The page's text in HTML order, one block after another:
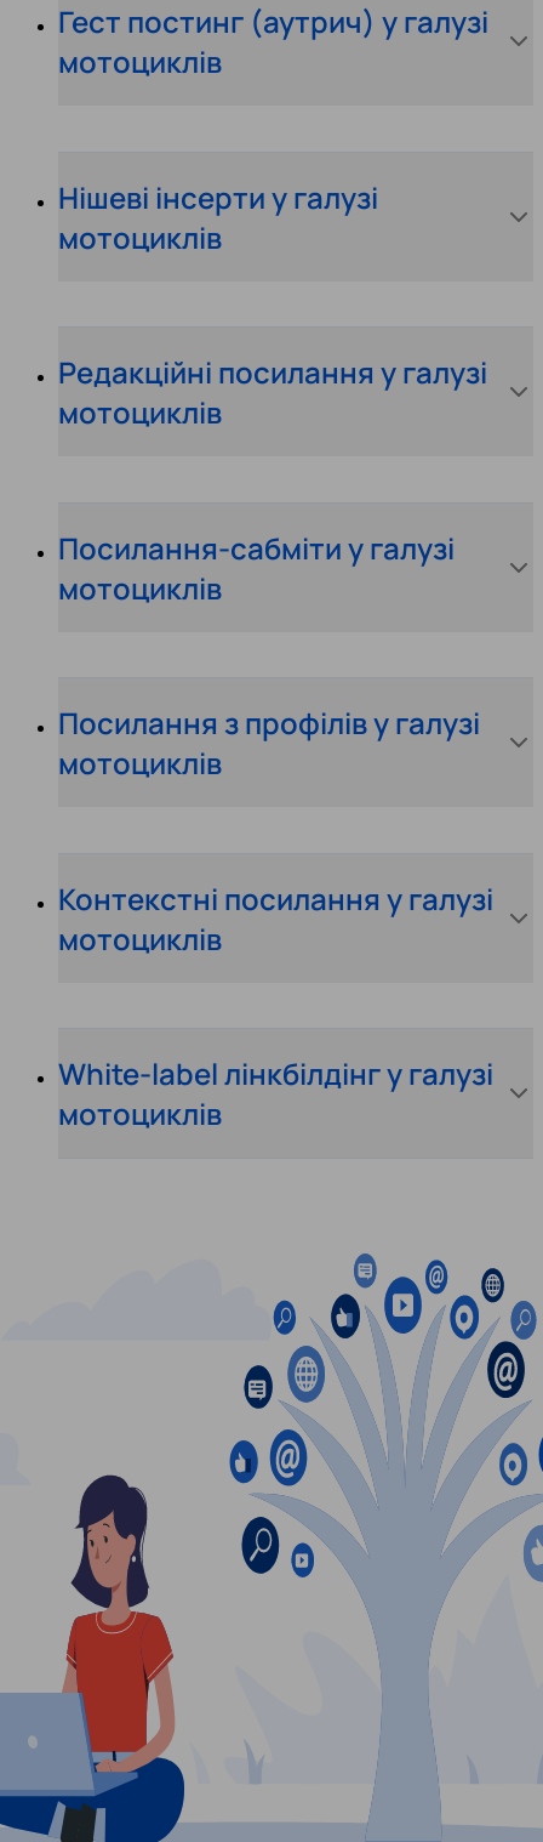
Гест постинг (аутрич) у галузі
мотоциклів
Нішеві інсерти у галузі
мотоциклів
Редакційні посилання у галузі
мотоциклів
Посилання-сабміти у галузі
мотоциклів
Посилання з профілів у галузі
мотоциклів
Контекстні посилання у галузі
мотоциклів
White-label лінкбілдінг у галузі
мотоциклів